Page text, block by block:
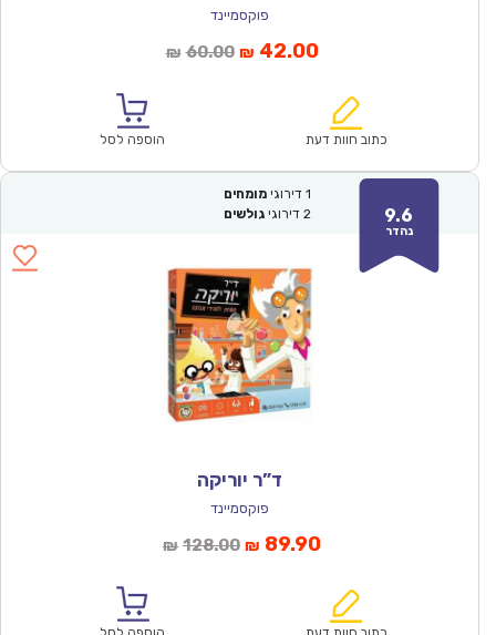
פוקסמיינד
₪ 60.00המחיר
₪60.00.
₪ 42.00המחיר
הוא:
כתוב חוות דעת הוספה לסל
9.6
נהדר
1 דירוגי מומחים
2 דירוגי גולשים
ד”ר יוריקה
פוקסמיינד
₪ 128.00המחיר
₪ 89.90המחיר
הוא: